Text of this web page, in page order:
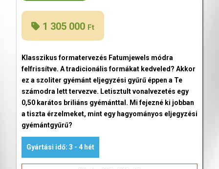
1 305 000 Ft
Klasszikus formatervezés Fatumjewels módra
felfrissítve. A tradicionális formákat kedveled? Akkor
ez a szoliter gyémánt eljegyzési gyűrű éppen a Te
számodra lett tervezve. Letisztult vonalvezetés egy
0,50 karátos briliáns gyémánttal. Mi fejezné ki jobban
a tiszta érzelmeket, mint egy hagyományos eljegyzési
gyémántgyűrű?
Gyártási idő: 3 - 4 hét